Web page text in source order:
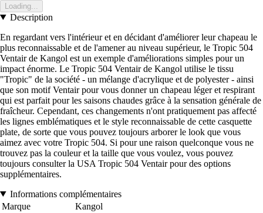
Loading...
Description
En regardant vers l'intérieur et en décidant d'améliorer leur chapeau le
plus reconnaissable et de l'amener au niveau supérieur, le Tropic 504
Ventair de Kangol est un exemple d'améliorations simples pour un
impact énorme. Le Tropic 504 Ventair de Kangol utilise le tissu
"Tropic" de la société - un mélange d'acrylique et de polyester - ainsi
que son motif Ventair pour vous donner un chapeau léger et respirant
qui est parfait pour les saisons chaudes grâce à la sensation générale de
fraîcheur. Cependant, ces changements n'ont pratiquement pas affecté
les lignes emblématiques et le style reconnaissable de cette casquette
plate, de sorte que vous pouvez toujours arborer le look que vous
aimez avec votre Tropic 504. Si pour une raison quelconque vous ne
trouvez pas la couleur et la taille que vous voulez, vous pouvez
toujours consulter la USA Tropic 504 Ventair pour des options
supplémentaires.
Informations complémentaires
Marque
Kangol